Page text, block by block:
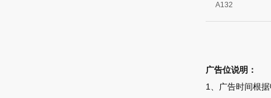
A132
广告位说明：
1、广告时间根